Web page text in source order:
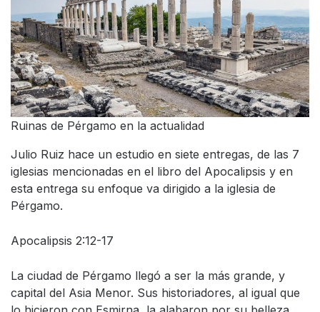
Ruinas de Pérgamo en la actualidad
Julio Ruiz hace un estudio en siete entregas, de las 7
iglesias mencionadas en el libro del Apocalipsis y en
esta entrega su enfoque va dirigido a la iglesia de
Pérgamo.
Apocalipsis 2:12-17
La ciudad de Pérgamo llegó a ser la más grande, y
capital del Asia Menor. Sus historiadores, al igual que